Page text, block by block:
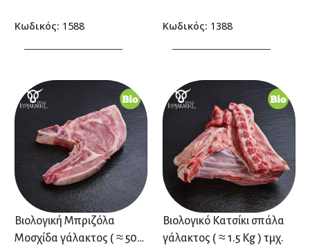
Κωδικός: 1588 Κωδικός: 1388
Βιολογική Μπριζόλα
Μοσχίδα γάλακτος ( ≈ 500
Βιολογικό Κατσίκι σπάλα
γάλακτος ( ≈ 1.5 Kg ) τμχ.